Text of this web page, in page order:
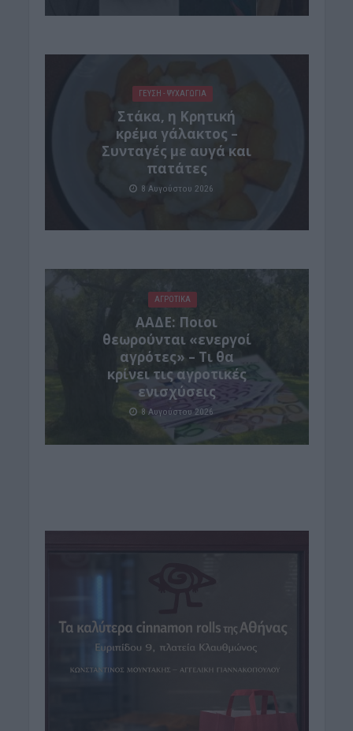
ΓΕΎΣΗ - ΨΥΧΑΓΩΓΊΑ
Στάκα, η Κρητική
κρέμα γάλακτος –
Συνταγές με αυγά και
πατάτες
8 Αυγούστου 2026
ΑΓΡΟΤΙΚΑ
ΑΑΔΕ: Ποιοι
θεωρούνται «ενεργοί
αγρότες» – Τι θα
κρίνει τις αγροτικές
ενισχύσεις
8 Αυγούστου 2026